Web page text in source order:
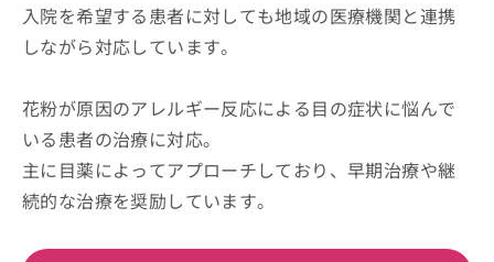
入院を希望する患者に対しても地域の医療機関と連携
しながら対応しています。
花粉が原因のアレルギー反応による目の症状に悩んで
いる患者の治療に対応。
主に目薬によってアプローチしており、早期治療や継
続的な治療を奨励しています。